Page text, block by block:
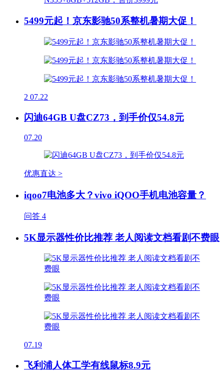
5499元起！京东影驰50系整机暑期大促！
2 07.22
闪迪64GB U盘CZ73，到手价仅54.8元
07.20
优惠直达 >
iqoo7电池多大？vivo iQOO手机电池容量？
问答 4
5K显示器性价比推荐 老人阅读文档看剧不费眼
07.19
飞利浦人体工学有线鼠标8.9元